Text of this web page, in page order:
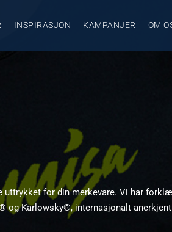
INSPIRASJON KAMPANJER OM
for din merkevare. Vi har
og Karlowsky®, internasjonalt